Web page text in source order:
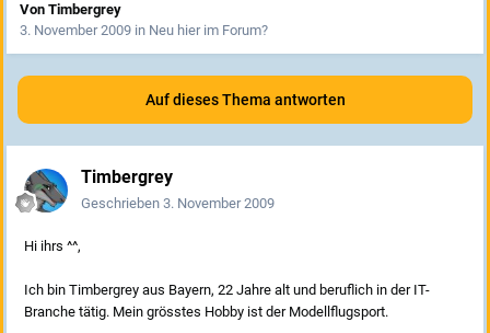
Von Timbergrey
3. November 2009 in Neu hier im Forum?
Auf dieses Thema antworten
Timbergrey
Geschrieben 3. November 2009
Hi ihrs ^^,
Ich bin Timbergrey aus Bayern, 22 Jahre alt und beruflich in der IT-
Branche tätig. Mein grösstes Hobby ist der Modellflugsport.